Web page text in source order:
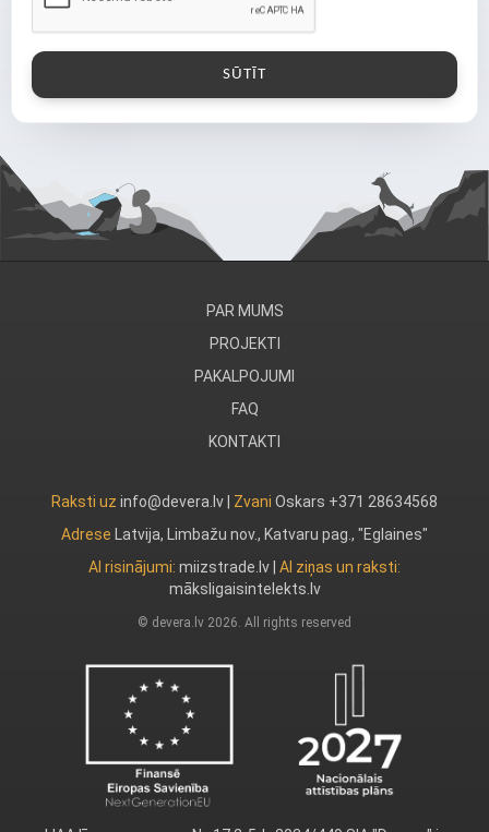
PAR MUMS
PROJEKTI
PAKALPOJUMI
FAQ
KONTAKTI
Raksti uz info@devera.lv | Zvani Oskars +371 28634568
Adrese
Latvija, Limbažu nov., Katvaru pag., "Eglaines"
AI risinājumi: miizstrade.lv AI ziņas un raksti:
māksligaisintelekts.lv
© devera.lv 2026. All rights reserved